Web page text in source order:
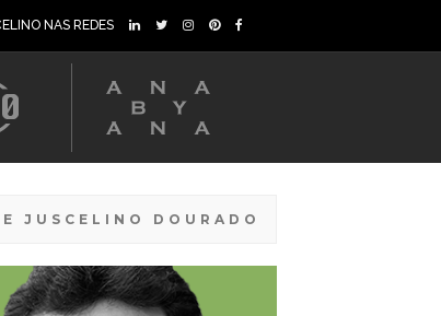
NAS REDES
JUSCELINO DOURADO